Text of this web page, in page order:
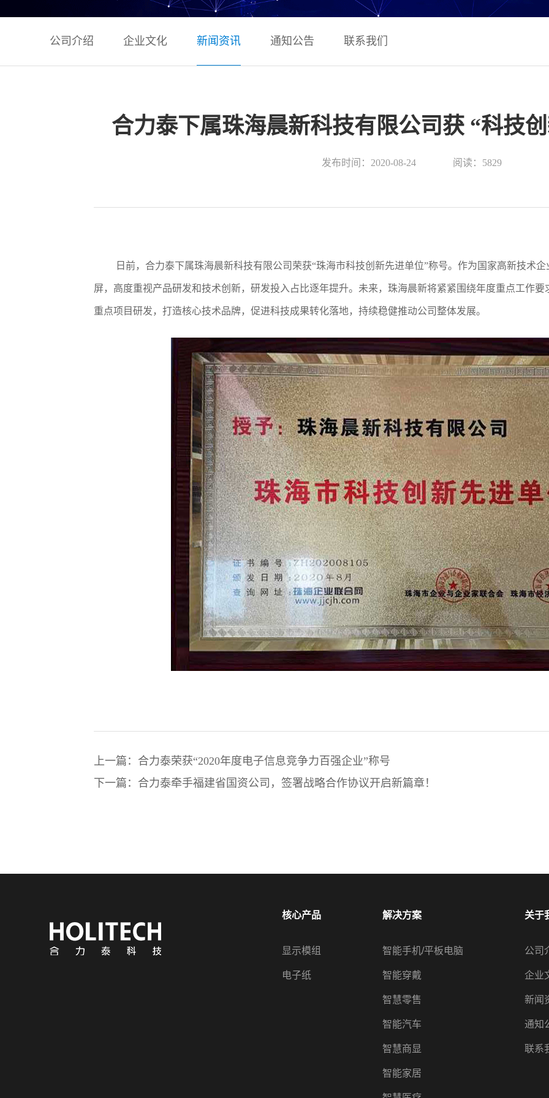
公司介绍 企业文化 新闻资讯 通知公告 联系我们
合力泰下属珠海晨新科技有限公司获 “科技
发布时间：2020-08-24 阅读：5829
日前，合力泰下属珠海晨新科技有限公司荣获“珠海市科技创新先进单位”称号。作为国家高新技术
屏，高度重视产品研发和技术创新，研发投入占比逐年提升。未来，珠海晨新将紧紧围绕年度重点工作
重点项目研发，打造核心技术品牌，促进科技成果转化落地，持续稳健推动公司整体发展。
上一篇：合力泰荣获“2020年度电子信息竞争力百强企业”称号
下一篇：合力泰牵手福建省国资公司，签署战略合作协议开启新篇章！
核心产品
显示模组
电子纸
解决方案
智能手机/平板电脑
智能穿戴
智慧零售
智能汽车
智慧商显
智能家居
关于
公司
企业
新闻
通知
联系